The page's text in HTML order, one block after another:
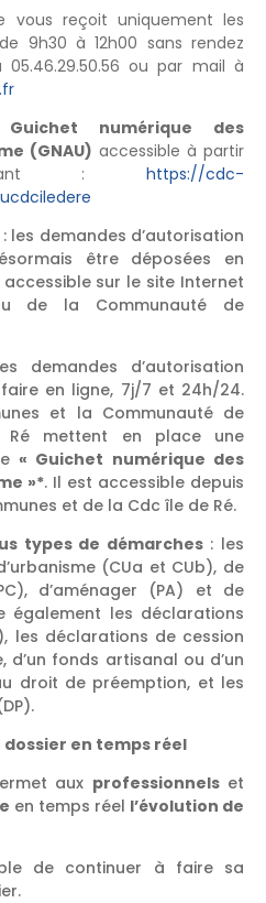
vous reçoit uniquement les
9h30 à 12h00 sans rendez
ou par mail à
numérique des
(GNAU) accessible à partir
: https://cdc-
les demandes d’autorisation
être déposées en
sur le site Internet
de la Communauté de
demandes d’autorisation
en ligne, 7j/7 et 24h/24.
et la Communauté de
Ré mettent en place une
« Guichet numérique des
»*. Il est accessible depuis
et de la Cdc île de Ré.
types de démarches: les
(CUa et CUb), de
d’aménager (PA) et de
également les déclarations
les déclarations de cession
d’un fonds artisanal ou d’un
droit de préemption, et les
dossier en temps réel
aux professionnelset
en temps réel l’évolution de
de continuer à faire sa